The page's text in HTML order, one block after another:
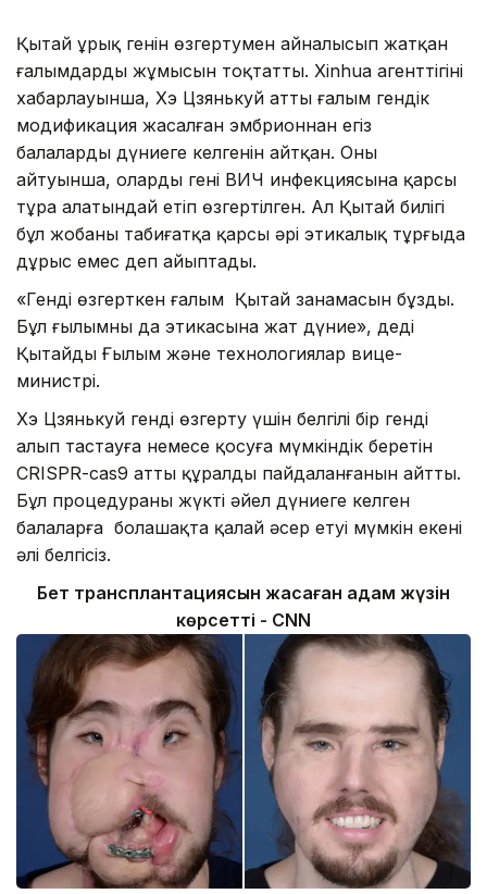
Қытай ұрық генін өзгертумен айналысып жатқан
ғалымдардың жұмысын тоқтатты. Xinhua агенттігінің
хабарлауынша, Хэ Цзянькуй атты ғалым гендік
модификация жасалған эмбрионнан егіз
балалардың дүниеге келгенін айтқан. Оның
айтуынша, олардың гені ВИЧ инфекциясына қарсы
тұра алатындай етіп өзгертілген. Ал Қытай билігі
бұл жобаны табиғатқа қарсы әрі этикалық тұрғыда
дұрыс емес деп айыптады.
«Генді өзгерткен ғалым Қытай заңнамасын бұзды.
Бұл ғылымның да этикасына жат дүние», деді
Қытайдың Ғылым және технологиялар вице-
министрі.
Хэ Цзянькуй генді өзгерту үшін белгілі бір генді
алып тастауға немесе қосуға мүмкіндік беретін
CRISPR-cas9 атты құралды пайдаланғанын айтты.
Бұл процедураның жүкті әйел дүниеге келген
балаларға болашақта қалай әсер етуі мүмкін екені
әлі белгісіз.
Бет трансплантациясын жасаған адам жүзін
көрсетті - CNN